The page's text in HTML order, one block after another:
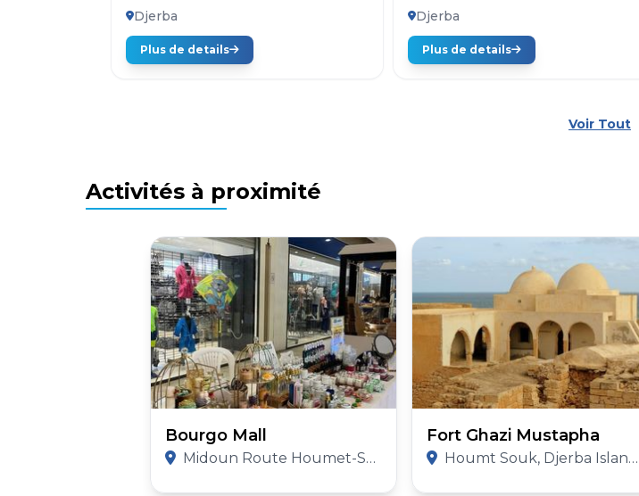
Djerba
Djerba
Plus de details
Djerba
Plus de details
Voir Tout
Activités à proximité
Bourgo Mall
Midoun Route Houmet-Souk Km2 Djerba, Tunisia Djerba, 4162, Tunisia
Fort Ghazi Mustapha
Houmt Souk, Djerba Island, Medenine Governorate